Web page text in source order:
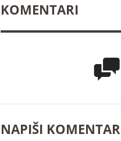
KOMENTARI

NAPIŠI KOMENTAR